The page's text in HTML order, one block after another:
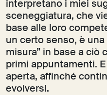
interpretano i miei
sceneggiatura, che
base alle loro
un certo senso, è
misura” in base a ciò
primi appuntamenti.
aperta, affinché
evolversi.